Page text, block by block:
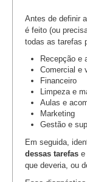
Antes de definir
é feito (ou
todas as tarefas
Recepção e
Comercial e
Financeiro
Limpeza e
Aulas e
Marketing
Gestão e
Em seguida,
dessas tarefas e
que deveria, ou